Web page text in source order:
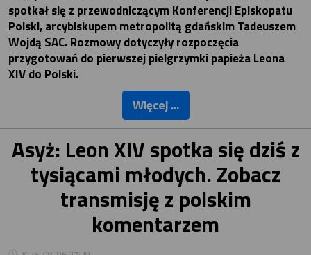
spotkał się z przewodniczącym Konferencji Episkopatu
Polski, arcybiskupem metropolitą gdańskim Tadeuszem
Wojdą SAC. Rozmowy dotyczyły rozpoczęcia
przygotowań do pierwszej pielgrzymki papieża Leona
XIV do Polski.
Więcej ...
Asyż: Leon XIV spotka się dziś z
tysiącami młodych. Zobacz
transmisję z polskim
komentarzem